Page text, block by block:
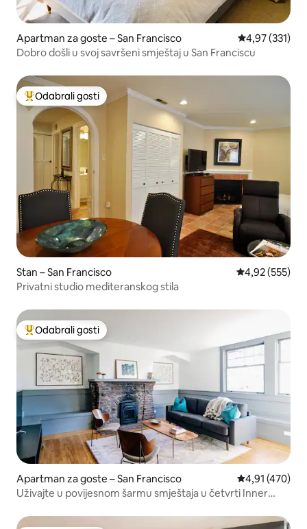
Apartman za goste – San Francisco Prosječna
4,97 (331)
Dobro došli u svoj savršeni smještaj u San Franciscu
Među najviše rangiranima s oznakom „Odabrali gosti”
Odabrali gosti
Stan – San Francisco Prosječna
4,92 (555)
Privatni studio mediteranskog stila
Među najviše rangiranima s oznakom „Odabrali gosti”
Odabrali gosti
Apartman za goste – San Francisco Prosječna
4,91 (470)
Uživajte u povijesnom šarmu smještaja u četvrti Inner